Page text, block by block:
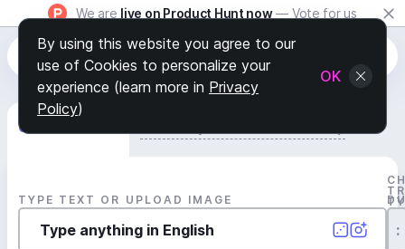
We are live on Product Hunt now — Vote for us
Generate Track
TYPE TEXT OR UPLOAD IMAGE
:
By using this website you agree to our
use of Cookies to personalize your
experience (learn more in Privacy
Policy)
OK